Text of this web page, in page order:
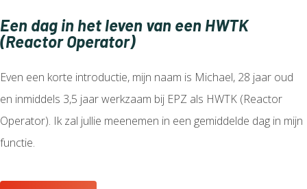
Een dag in het leven van een HWTK
(Reactor Operator)
Even een korte introductie, mijn naam is Michael, 28 jaar oud
en inmiddels 3,5 jaar werkzaam bij EPZ als HWTK (Reactor
Operator). Ik zal jullie meenemen in een gemiddelde dag in mijn
functie.